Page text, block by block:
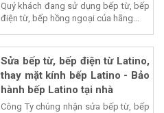
Quý khách đang sử dụng bếp từ, bếp
điện từ, bếp hồng ngoại của hãng...
Sửa bếp từ, bếp điện từ Latino,
thay mặt kính bếp Latino - Bảo
hành bếp Latino tại nhà
Công Ty chúng nhận sửa bếp từ, bếp